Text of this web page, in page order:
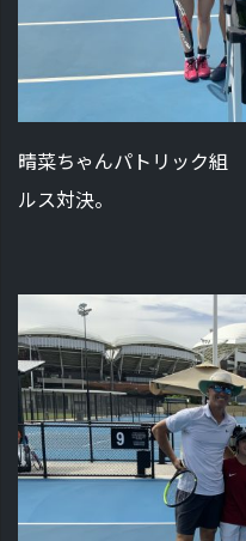
晴菜ちゃんパトリック組
ルス対決。